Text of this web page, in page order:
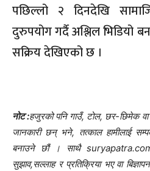
पछिल्लो २ दिनदेखि
दुरुपयोग गर्दै अश्लिल भिडियो
सक्रिय देखिएको छ ।
नोट :हजुरको पनि गाउँ, टोल, छर-छिमेक
जानकारी छन् भने, तत्काल हामीलाई
बनाउने छौं । साथै
सुझाव,सल्लाह र प्रतिक्रिया भए वा